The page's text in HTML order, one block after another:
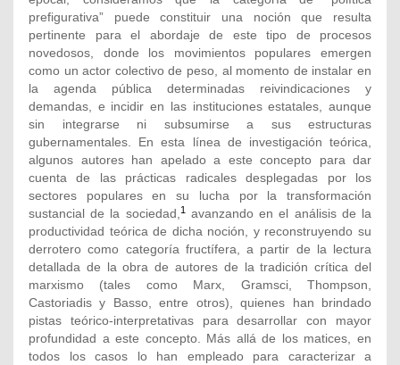
prefigurativa” puede constituir una noción que resulta
pertinente para el abordaje de este tipo de procesos
novedosos, donde los movimientos populares emergen
como un actor colectivo de peso, al momento de instalar en
la agenda pública determinadas reivindicaciones y
demandas, e incidir en las instituciones estatales, aunque
sin integrarse ni subsumirse a sus estructuras
gubernamentales. En esta línea de investigación teórica,
algunos autores han apelado a este concepto para dar
cuenta de las prácticas radicales desplegadas por los
sectores populares en su lucha por la transformación
sustancial de la sociedad,1avanzando en el análisis de la
productividad teórica de dicha noción, y reconstruyendo su
derrotero como categoría fructífera, a partir de la lectura
detallada de la obra de autores de la tradición crítica del
marxismo (tales como Marx, Gramsci, Thompson,
Castoriadis y Basso, entre otros), quienes han brindado
pistas teórico-interpretativas para desarrollar con mayor
profundidad a este concepto. Más allá de los matices, en
todos los casos lo han empleado para caracterizar a